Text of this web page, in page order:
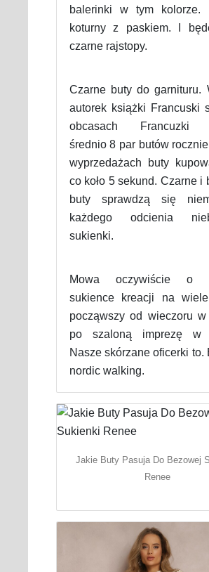
balerinki w tym kolorze.
koturny z paskiem. I
czarne rajstopy.
Czarne buty do garnituru.
autorek książki Francuski
obcasach Francuzki
średnio 8 par butów
wyprzedażach buty
co koło 5 sekund. Czarne i
buty sprawdzą się
każdego odcienia
sukienki.
Mowa oczywiście o
sukience kreacji na
począwszy od wieczoru w
po szaloną imprezę w
Nasze skórzane oficerki to.
nordic walking.
Jakie Buty Pasuja Do Bezowej
Renee